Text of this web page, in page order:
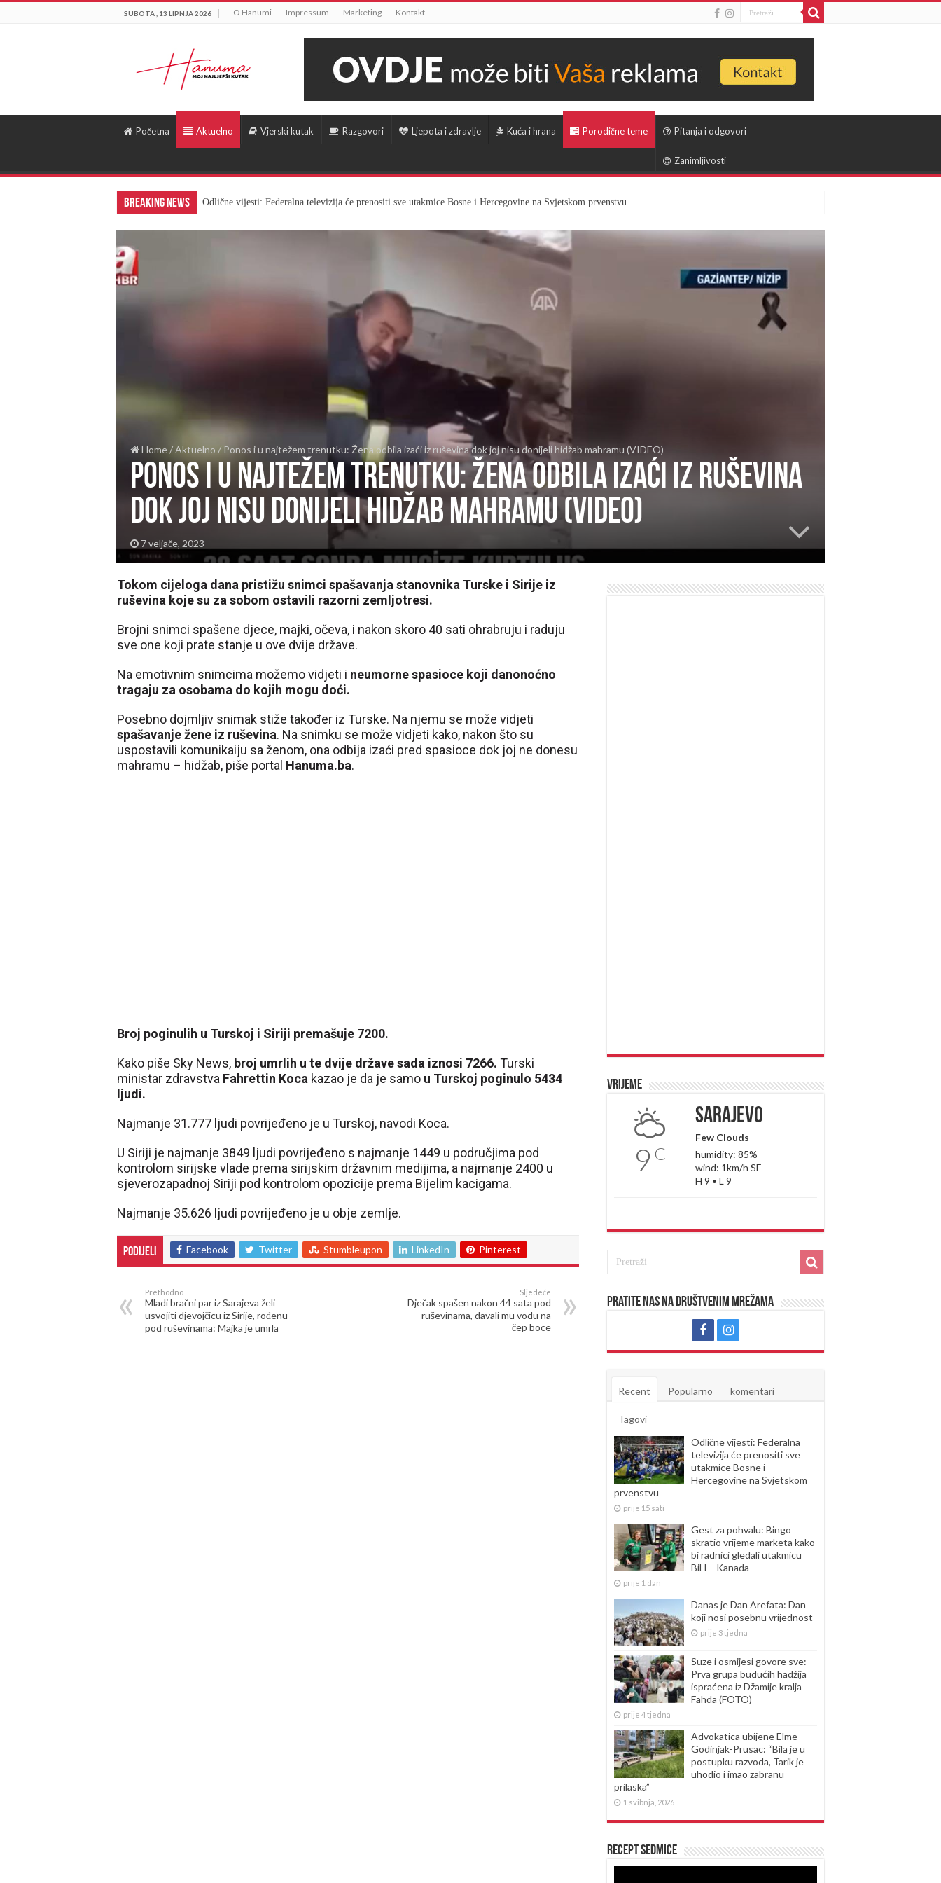
SUBOTA , 13 LIPNJA 2026 O Hanumi Impressum Marketing Kontakt
Početna Aktuelno Vjerski kutak Razgovori Ljepota i zdravlje Kuća i hrana Porodične teme Pitanja i odgovori
Zanimljivosti
Breaking News Odlične vijesti: Federalna televizija će prenositi sve utakmice Bosne i Hercegovine na Svjetskom prvenstvu
Home/Aktuelno / Ponos i u najtežem trenutku: Žena odbila izaći iz ruševina dok joj nisu donijeli hidžab mahramu (VIDEO)
Ponos i u najtežem trenutku: Žena odbila izaći iz ruševina
dok joj nisu donijeli hidžab mahramu (VIDEO)
7 veljače, 2023
Tokom cijeloga dana pristižu snimci spašavanja stanovnika Turske i Sirije iz
ruševina koje su za sobom ostavili razorni zemljotresi.
Brojni snimci spašene djece, majki, očeva, i nakon skoro 40 sati ohrabruju i raduju
sve one koji prate stanje u ove dvije države.
Na emotivnim snimcima možemo vidjeti i neumorne spasioce koji danonoćno
tragaju za osobama do kojih mogu doći.
Posebno dojmljiv snimak stiže također iz Turske. Na njemu se može vidjeti
spašavanje žene iz ruševina. Na snimku se može vidjeti kako, nakon što su
uspostavili komunikaiju sa ženom, ona odbija izaći pred spasioce dok joj ne donesu
mahramu – hidžab, piše portal Hanuma.ba.
Broj poginulih u Turskoj i Siriji premašuje 7200.
Kako piše Sky News, broj umrlih u te dvije države sada iznosi 7266. Turski
ministar zdravstva Fahrettin Koca kazao je da je samo u Turskoj poginulo 5434
ljudi.
Najmanje 31.777 ljudi povrijeđeno je u Turskoj, navodi Koca.
U Siriji je najmanje 3849 ljudi povrijeđeno s najmanje 1449 u područjima pod
kontrolom sirijske vlade prema sirijskim državnim medijima, a najmanje 2400 u
sjeverozapadnoj Siriji pod kontrolom opozicije prema Bijelim kacigama.
Najmanje 35.626 ljudi povrijeđeno je u obje zemlje.
Podijeli Facebook Twitter Stumbleupon LinkedIn Pinterest
Prethodno
Mladi bračni par iz Sarajeva želi
usvojiti djevojčicu iz Sirije, rođenu
pod ruševinama: Majka je umrla
Sljedeće
Dječak spašen nakon 44 sata pod
ruševinama, davali mu vodu na
čep boce
Vrijeme
9 C
Sarajevo
Few Clouds
humidity: 85%
wind: 1km/h SE
H 9 • L 9
Pratite nas na društvenim mrežama
Recent Popularno komentari
Tagovi
Odlične vijesti: Federalna
televizija će prenositi sve
utakmice Bosne i
Hercegovine na Svjetskom
prvenstvu
prije 15 sati
Gest za pohvalu: Bingo
skratio vrijeme marketa kako
bi radnici gledali utakmicu
BiH – Kanada
prije 1 dan
Danas je Dan Arefata: Dan
koji nosi posebnu vrijednost
prije 3 tjedna
Suze i osmijesi govore sve:
Prva grupa budućih hadžija
ispraćena iz Džamije kralja
Fahda (FOTO)
prije 4 tjedna
Advokatica ubijene Elme
Godinjak-Prusac: “Bila je u
postupku razvoda, Tarik je
uhodio i imao zabranu
prilaska”
1 svibnja, 2026
Recept sedmice